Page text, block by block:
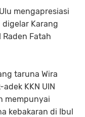
mengapresiasi
Karang
Raden Fatah
taruna Wira
KKN UIN
mempunyai
kebakaran di Ibul